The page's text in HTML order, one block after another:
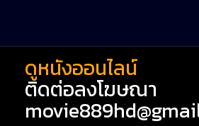
ดูหนังออนไลน์
ติดต่อลงโฆษณา